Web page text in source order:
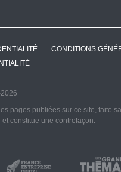
CONDITIONS
pages publiées sur ce site, faite
constitue une contrefaçon.